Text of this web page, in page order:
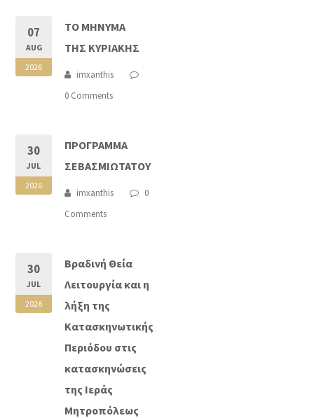
07
AUG
2026
ΤΟ ΜΗΝΥΜΑ
ΤΗΣ ΚΥΡΙΑΚΗΣ
imxanthis
0 Comments
30
JUL
2026
ΠΡΟΓΡΑΜΜΑ
ΣΕΒΑΣΜΙΩΤΑΤΟΥ
imxanthis
0
Comments
30
JUL
2026
Βραδινή Θεία
Λειτουργία και η
λήξη της
Κατασκηνωτικής
Περιόδου στις
κατασκηνώσεις
της Ιεράς
Μητροπόλεως